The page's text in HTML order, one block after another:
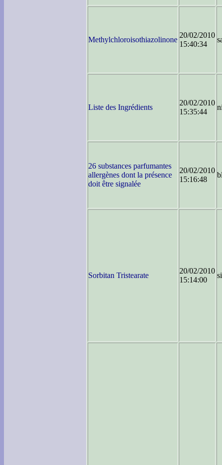
Methylchloroisothiazolinone
20/02/2010
15:40:34
Liste des Ingrédients
20/02/2010
15:35:44
26 substances parfumantes
allergènes dont la présence
doit être signalée
20/02/2010
15:16:48
Sorbitan Tristearate
20/02/2010
15:14:00